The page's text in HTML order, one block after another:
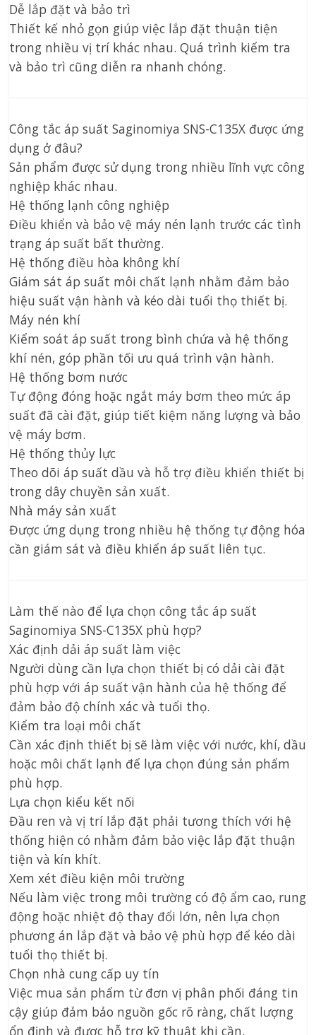
Dễ lắp đặt và bảo trì
Thiết kế nhỏ gọn giúp việc lắp đặt thuận tiện
trong nhiều vị trí khác nhau. Quá trình kiểm tra
và bảo trì cũng diễn ra nhanh chóng.
Công tắc áp suất Saginomiya SNS-C135X được ứng
dụng ở đâu?
Sản phẩm được sử dụng trong nhiều lĩnh vực công
nghiệp khác nhau.
Hệ thống lạnh công nghiệp
Điều khiển và bảo vệ máy nén lạnh trước các tình
trạng áp suất bất thường.
Hệ thống điều hòa không khí
Giám sát áp suất môi chất lạnh nhằm đảm bảo
hiệu suất vận hành và kéo dài tuổi thọ thiết bị.
Máy nén khí
Kiểm soát áp suất trong bình chứa và hệ thống
khí nén, góp phần tối ưu quá trình vận hành.
Hệ thống bơm nước
Tự động đóng hoặc ngắt máy bơm theo mức áp
suất đã cài đặt, giúp tiết kiệm năng lượng và bảo
vệ máy bơm.
Hệ thống thủy lực
Theo dõi áp suất dầu và hỗ trợ điều khiển thiết bị
trong dây chuyền sản xuất.
Nhà máy sản xuất
Được ứng dụng trong nhiều hệ thống tự động hóa
cần giám sát và điều khiển áp suất liên tục.
Làm thế nào để lựa chọn công tắc áp suất
Saginomiya SNS-C135X phù hợp?
Xác định dải áp suất làm việc
Người dùng cần lựa chọn thiết bị có dải cài đặt
phù hợp với áp suất vận hành của hệ thống để
đảm bảo độ chính xác và tuổi thọ.
Kiểm tra loại môi chất
Cần xác định thiết bị sẽ làm việc với nước, khí, dầu
hoặc môi chất lạnh để lựa chọn đúng sản phẩm
phù hợp.
Lựa chọn kiểu kết nối
Đầu ren và vị trí lắp đặt phải tương thích với hệ
thống hiện có nhằm đảm bảo việc lắp đặt thuận
tiện và kín khít.
Xem xét điều kiện môi trường
Nếu làm việc trong môi trường có độ ẩm cao, rung
động hoặc nhiệt độ thay đổi lớn, nên lựa chọn
phương án lắp đặt và bảo vệ phù hợp để kéo dài
tuổi thọ thiết bị.
Chọn nhà cung cấp uy tín
Việc mua sản phẩm từ đơn vị phân phối đáng tin
cậy giúp đảm bảo nguồn gốc rõ ràng, chất lượng
ổn định và được hỗ trợ kỹ thuật khi cần.